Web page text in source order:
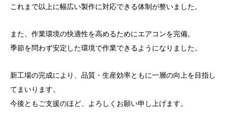
これまで以上に幅広い製作に対応できる体制が整いました。
また、作業環境の快適性を高めるためにエアコンを完備。
季節を問わず安定した環境で作業できるようになりました。
新工場の完成により、品質・生産効率ともに一層の向上を目指し
てまいります。
今後ともご支援のほど、よろしくお願い申し上げます。